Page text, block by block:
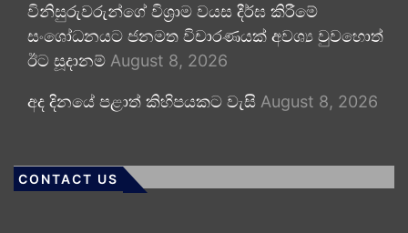
විනිසුරුවරුන්ගේ විශ්‍රාම වයස දීර්ඝ කිරීමේ
සංශෝධනයට ජනමත විචාරණයක් අවශ්‍ය වුවහොත්
ඊට සූදානම් August 8, 2026
අද දිනයේ පළාත් කිහිපයකට වැසි August 8, 2026
CONTACT US